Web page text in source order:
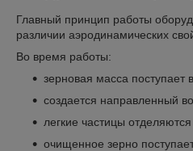
Главный принцип работы
различии аэродинамических
Во время работы:
зерновая масса поступает
создается направленный
легкие частицы
очищенное зерно